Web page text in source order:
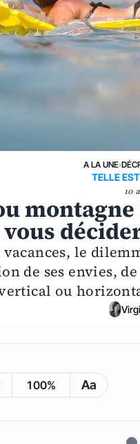
A LA UNE›
TELLE
10
le
de ses envies,
ou
100% Aa